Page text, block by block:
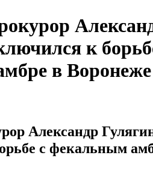
к
в Воронеже
Александр
с фекальным